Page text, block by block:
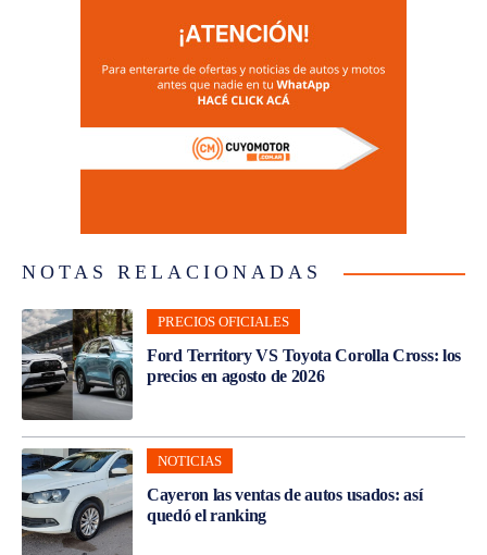
NOTAS RELACIONADAS
PRECIOS OFICIALES
Ford Territory VS Toyota Corolla Cross: los
precios en agosto de 2026
NOTICIAS
Cayeron las ventas de autos usados: así
quedó el ranking